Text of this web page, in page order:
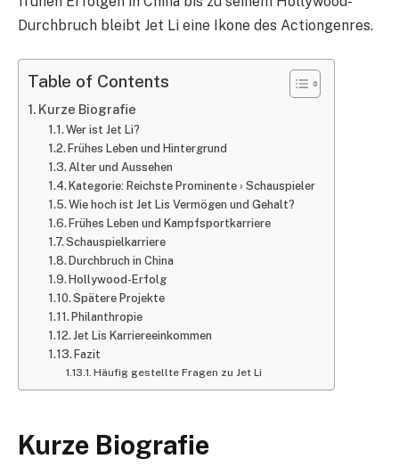
Durchbruch bleibt Jet Li eine Ikone des Actiongenres.
Table of Contents
Kurze Biografie
Wer ist Jet Li?
Frühes Leben und Hintergrund
Alter und Aussehen
Kategorie: Reichste Prominente › Schauspieler
Wie hoch ist Jet Lis Vermögen und Gehalt?
Frühes Leben und Kampfsportkarriere
Schauspielkarriere
Durchbruch in China
Hollywood-Erfolg
Spätere Projekte
Philanthropie
Jet Lis Karriereeinkommen
Fazit
Häufig gestellte Fragen zu Jet Li
Kurze Biografie